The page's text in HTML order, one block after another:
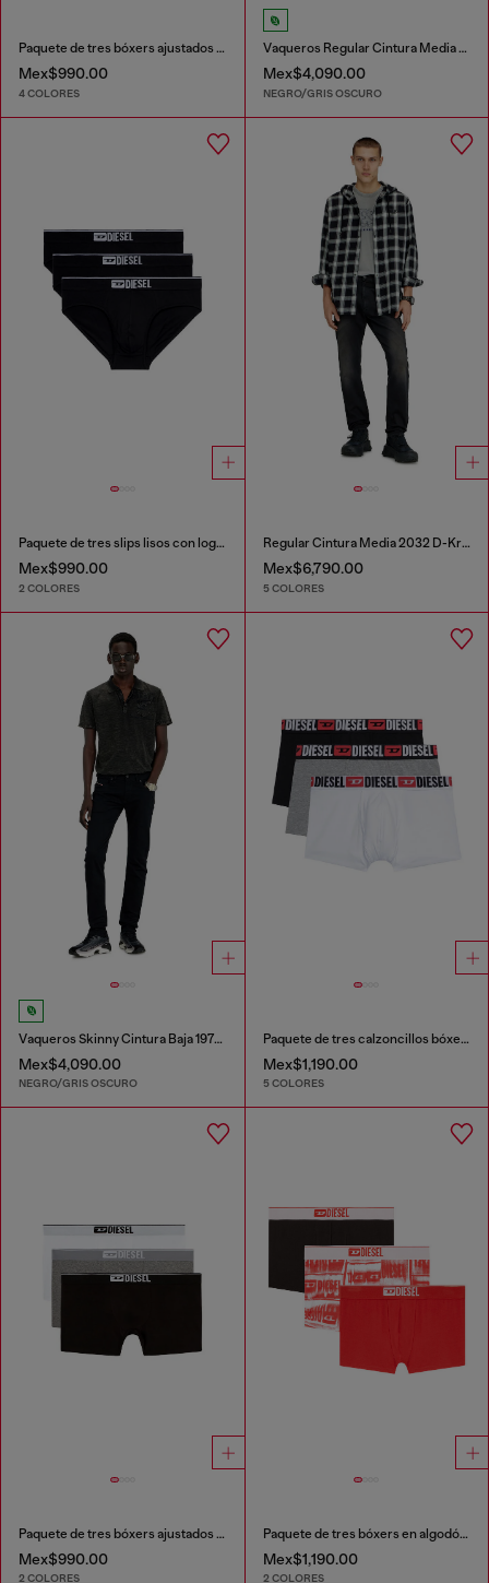
Paquete de tres bóxers ajustados lisos
Mex$990.00
4 COLORES
Vaqueros Regular Cintura Media 2023 D-Finitive
Mex$4,090.00
NEGRO/GRIS OSCURO
Paquete de tres slips lisos con logotipo
Mex$990.00
2 COLORES
Regular Cintura Media 2032 D-Krooley-BW Joggjeans®
Mex$6,790.00
5 COLORES
Vaqueros Skinny Cintura Baja 1979 Sleenker
Mex$4,090.00
NEGRO/GRIS OSCURO
Paquete de tres calzoncillos bóxer con logotipo en la cintura
Mex$1,190.00
5 COLORES
Paquete de tres bóxers ajustados de algodón elástico
Mex$990.00
2 COLORES
Paquete de tres bóxers en algodón elástico
Mex$1,190.00
2 COLORES